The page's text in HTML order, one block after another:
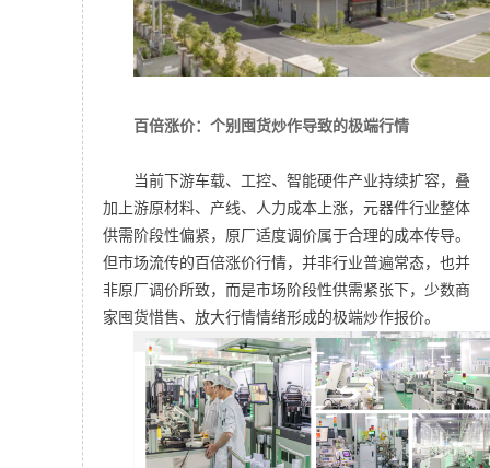
百倍涨价：个别囤货炒作导致的极端行情
当前下游车载、工控、智能硬件产业持续扩容，叠
加上游原材料、产线、人力成本上涨，元器件行业整体
供需阶段性偏紧，原厂适度调价属于合理的成本传导。
但市场流传的百倍涨价行情，并非行业普遍常态，也并
非原厂调价所致，而是市场阶段性供需紧张下，少数商
家囤货惜售、放大行情情绪形成的极端炒作报价。